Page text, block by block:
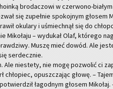
bro­da­czo­wi w czer­wo­no-
się zu­peł­nie spo­koj­nym gło­sem
oku­la­ry i uśmiech­nął się do
Mi­ko­ła­ju – wy­du­kał Olaf, któ­re­go
Muszę mieć dowód. Ale
ser­decz­nie.
Ale nie­ste­ty, nie mogę po­zwo­lić ci
chło­piec, opusz­cza­jąc głowę. –
ła­god­nym gło­sem